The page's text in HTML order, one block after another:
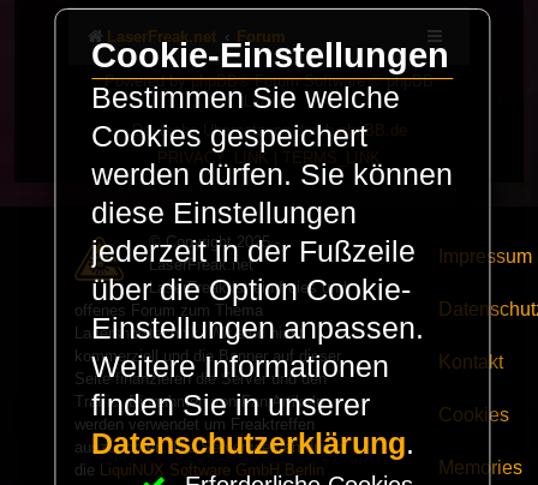
LaserFreak.net Forum
Powered byphpBB® Forum Software © phpBB
Limited
Deutsche Übersetzung durchphpBB.de
PRIVACY_LINK
TERMS_LINK
© Copyright 2025 -
LaserFreak.net
LaserFreak ist ein freies und
offenes Forum zum Thema
Lasershowtechnik. Wir sind nicht
kommerziell und die Banner auf dieser
Seite finanzieren die Server und den
Traffic. Einnahmen von Fan Artikeln
werden verwendet um Freaktreffen
auszurichten. Die Server werden durch
die
LiquiNUX Software GmbH Berlin
Impressum
Kontakt
Cookies
Memories
Cookie-Einstellungen
Bestimmen Sie welche
Cookies gespeichert
werden dürfen. Sie können
diese Einstellungen
jederzeit in der Fußzeile
über die Option Cookie-
Einstellungen anpassen.
Weitere Informationen
finden Sie in unserer
Datenschutzerklärung.